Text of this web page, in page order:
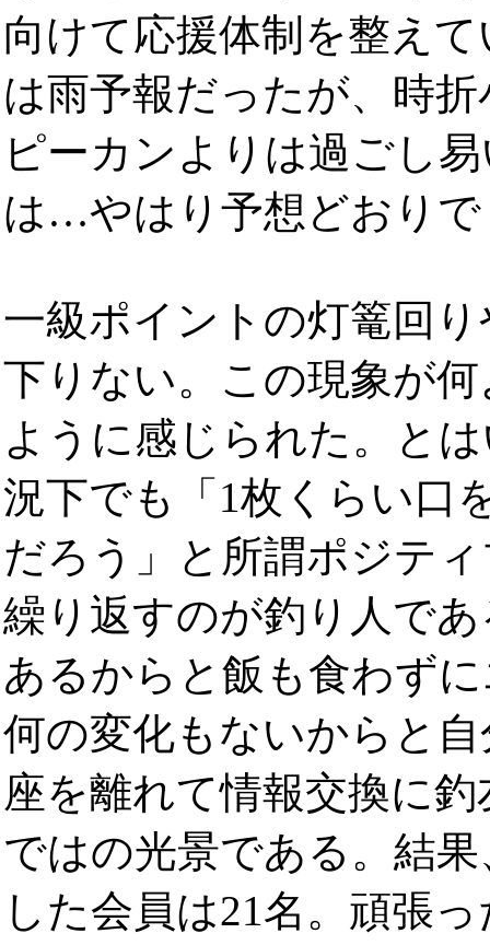
向けて応援体制を整え
は雨予報だったが、時
ピーカンよりは過ごし
は…やはり予想どおりで
一級ポイントの灯篭回
下りない。この現象が
ように感じられた。と
況下でも「1枚くらい口
だろう」と所謂ポジテ
繰り返すのが釣り人で
あるからと飯も食わず
何の変化もないからと
座を離れて情報交換に
ではの光景である。結
した会員は21名。頑張